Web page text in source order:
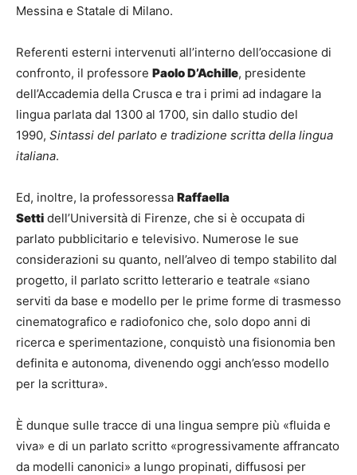
Messina e Statale di Milano.
Referenti esterni intervenuti all’interno dell’occasione di
confronto, il professore Paolo D’Achille, presidente
dell’Accademia della Crusca e tra i primi ad indagare la
lingua parlata dal 1300 al 1700, sin dallo studio del
1990, Sintassi del parlato e tradizione scritta della lingua
italiana.
Ed, inoltre, la professoressa Raffaella
Setti dell’Università di Firenze, che si è occupata di
parlato pubblicitario e televisivo. Numerose le sue
considerazioni su quanto, nell’alveo di tempo stabilito dal
progetto, il parlato scritto letterario e teatrale «siano
serviti da base e modello per le prime forme di trasmesso
cinematografico e radiofonico che, solo dopo anni di
ricerca e sperimentazione, conquistò una fisionomia ben
definita e autonoma, divenendo oggi anch’esso modello
per la scrittura».
È dunque sulle tracce di una lingua sempre più «fluida e
viva» e di un parlato scritto «progressivamente affrancato
da modelli canonici» a lungo propinati, diffusosi per